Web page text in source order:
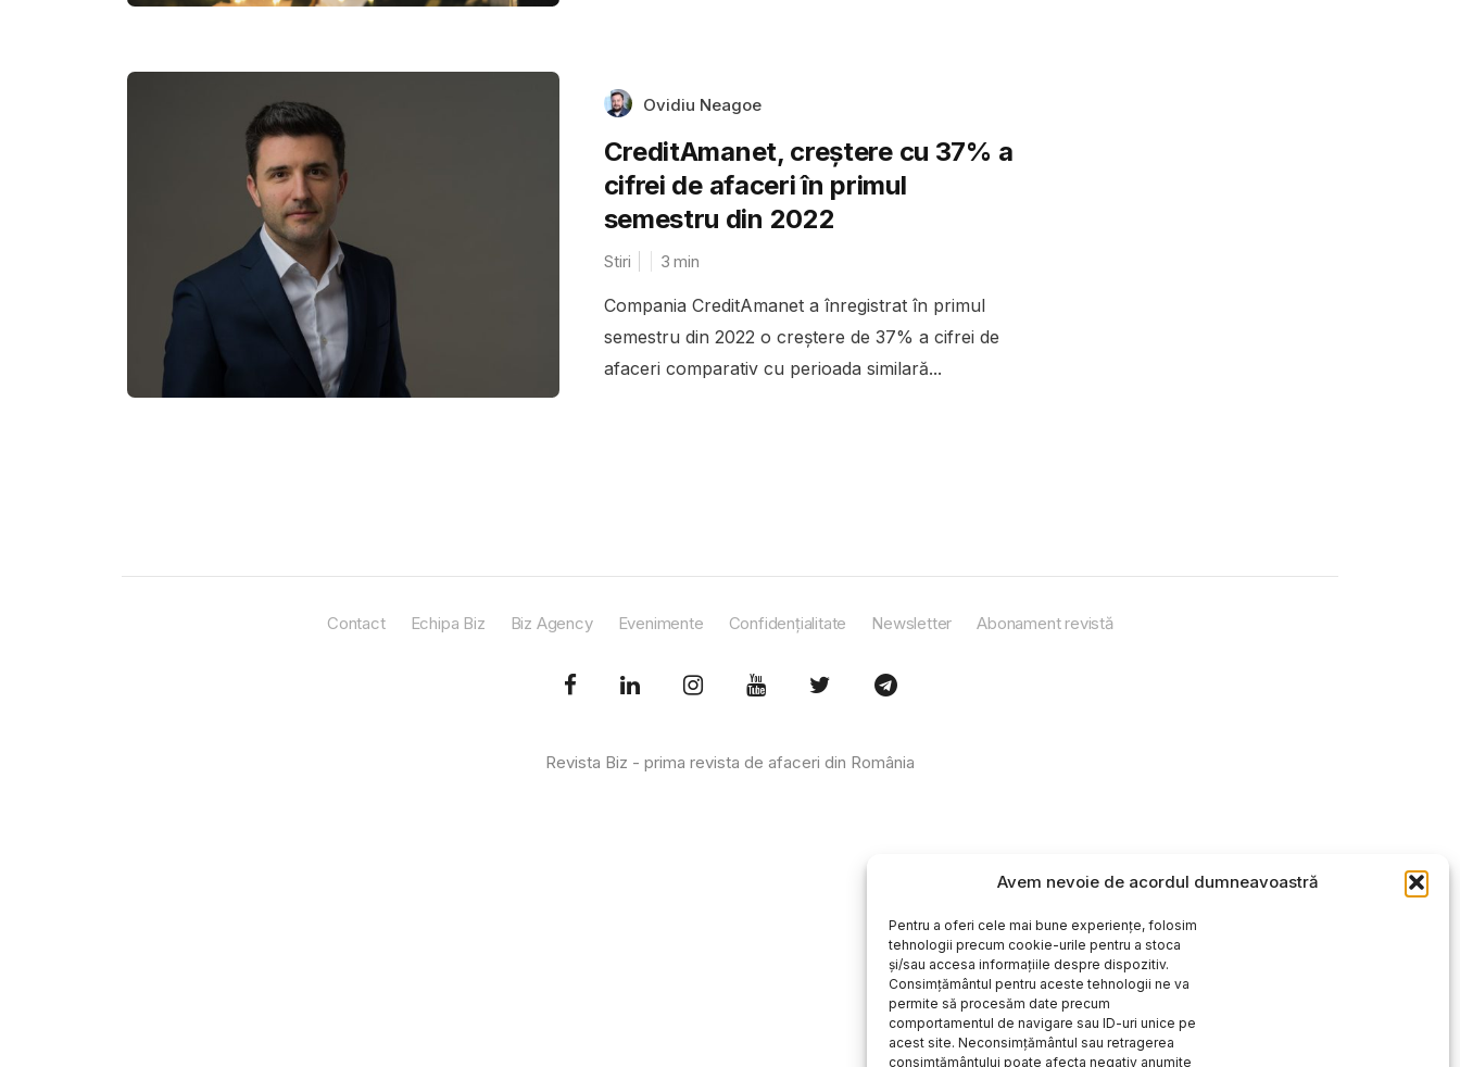
Avem nevoie de acordul dumneavoastră
Pentru a oferi cele mai bune experiențe, folosim
tehnologii precum cookie-urile pentru a stoca
și/sau accesa informațiile despre dispozitiv.
Consimțământul pentru aceste tehnologii ne va
permite să procesăm date precum
comportamentul de navigare sau ID-uri unice pe
acest site. Neconsimțământul sau retragerea
consimțământului poate afecta negativ anumite
Ovidiu Neagoe
CreditAmanet, creștere cu 37% a
cifrei de afaceri în primul
semestru din 2022
Stiri 3 min
Compania CreditAmanet a înregistrat în primul
semestru din 2022 o creștere de 37% a cifrei de
afaceri comparativ cu perioada similară...
Contact Echipa Biz Biz Agency Evenimente Confidențialitate Newsletter Abonament revistă
Revista Biz - prima revista de afaceri din România